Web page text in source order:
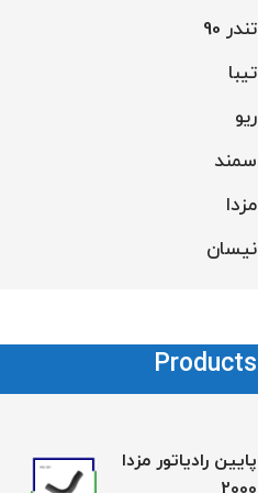
تندر 90
تیبا
ریو
سمند
مزدا
نیسان
Products
پایین رادیاتور مزدا